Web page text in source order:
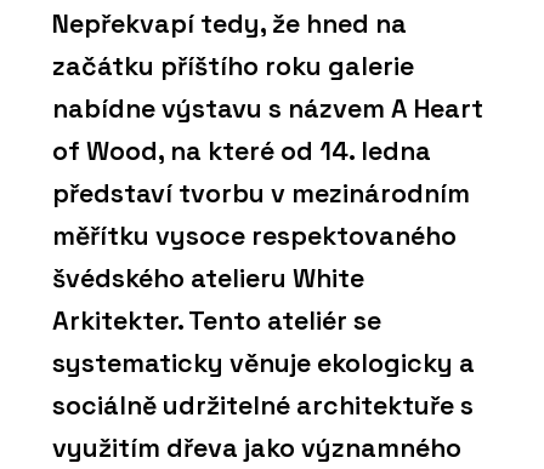
Nepřekvapí tedy, že hned na
začátku příštího roku galerie
nabídne výstavu s názvem A Heart
of Wood, na které od 14. ledna
představí tvorbu v mezinárodním
měřítku vysoce respektovaného
švédského atelieru White
Arkitekter. Tento ateliér se
systematicky věnuje ekologicky a
sociálně udržitelné architektuře s
využitím dřeva jako významného